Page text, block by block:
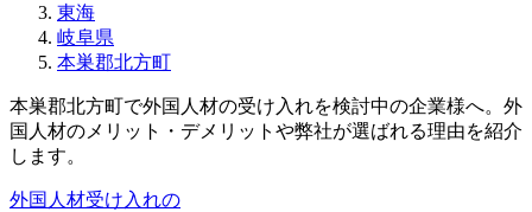
東海
岐阜県
本巣郡北方町
本巣郡北方町で外国人材の受け入れを検討中の企業様へ。外
国人材のメリット・デメリットや弊社が選ばれる理由を紹介
します。
外国人材受け入れの